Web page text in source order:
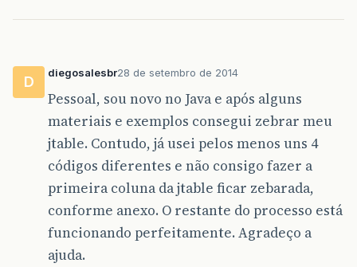
D
diegosalesbr28 de setembro de 2014
Pessoal, sou novo no Java e após alguns
materiais e exemplos consegui zebrar meu
jtable. Contudo, já usei pelos menos uns 4
códigos diferentes e não consigo fazer a
primeira coluna da jtable ficar zebarada,
conforme anexo. O restante do processo está
funcionando perfeitamente. Agradeço a
ajuda.